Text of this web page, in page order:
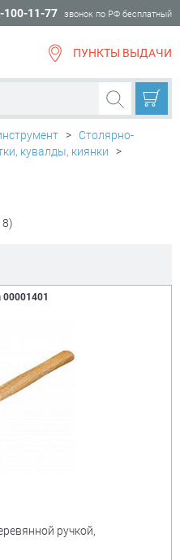
100-11-77 звонок по РФ бесплатный
ПУНКТЫ ВЫДАЧИ
>
Столярно-
кувалды, киянки
>
00001401
ручкой,